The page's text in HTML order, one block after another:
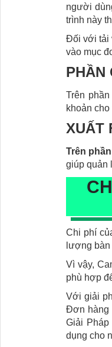
người
trình này
Đối với tải
vào mục
PHẦN
Trên
khoản
XUẤT
Trên
giúp quản
Chi phí
lượng
Vì vậy,
phù hợp
Với giải
Đơn hàng
Giải
dụng cho